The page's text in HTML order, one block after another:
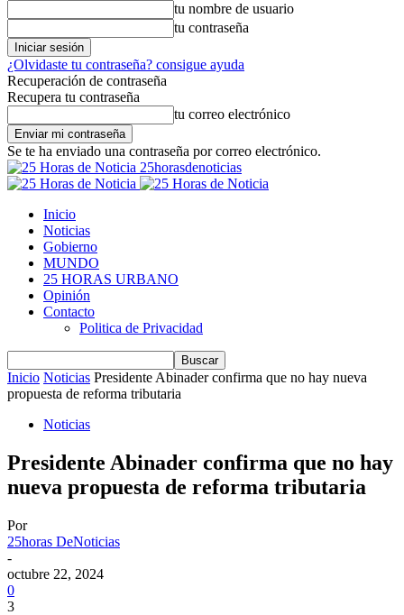
tu nombre de usuario
tu contraseña
¿Olvidaste tu contraseña? consigue ayuda
Recuperación de contraseña
Recupera tu contraseña
tu correo electrónico
Se te ha enviado una contraseña por correo electrónico.
25horasdenoticias
Inicio
Noticias
Gobierno
MUNDO
25 HORAS URBANO
Opinión
Contacto
Politica de Privacidad
Inicio Noticias Presidente Abinader confirma que no hay nueva
propuesta de reforma tributaria
Noticias
Presidente Abinader confirma que no hay
nueva propuesta de reforma tributaria
Por
25horas DeNoticias
-
octubre 22, 2024
0
3